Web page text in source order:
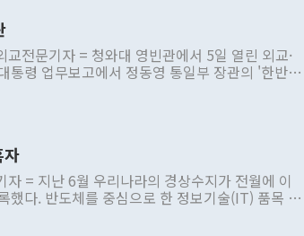
전문기자 = 청와대 영빈관에서 5일 열린 외교·
통령 업무보고에서 정동영 통일부 장관의 '한반도
을 거치지 않은 사안을 정책으로 추진하겠다고 공
실적 구상'이라는 비판을 내놨다. 그동안 정 장
이 물의를 빚은 적은 여러 번 있지만 대통령과 유
로 부정적 입장을 표명한 것은 이례적이다. 정 장
월권을 제어해야 한다는 목소리도 높아지고 있
자
= 지난 6월 우리나라의 경상수지가 전월에 이
했다. 반도체를 중심으로 한 정보기술(IT) 품목 수